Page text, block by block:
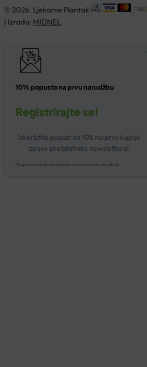
© 2026. Ljekarne Plantak
| Izrada: MIDNEL
10% popusta na prvu narudžbu
Registrirajte se!
Iskoristite popust od 10% na prvu kupnju
za sve pretplatnike newslettera!
*kupon kod nije primjenjiv za proizvode na akciji